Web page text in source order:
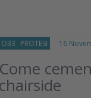
O33 PROTESI 16
Come
chairside